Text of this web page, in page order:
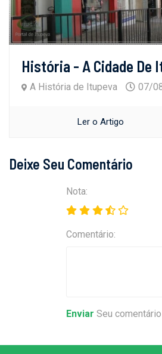
História - A Cidade De
A História de Itupeva 07/
Ler o Artigo
Deixe Seu Comentário
Nota:
Comentário:
Enviar Seu